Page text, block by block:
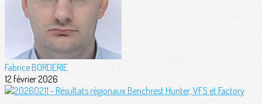
Fabrice BORDERIE
12 février 2026